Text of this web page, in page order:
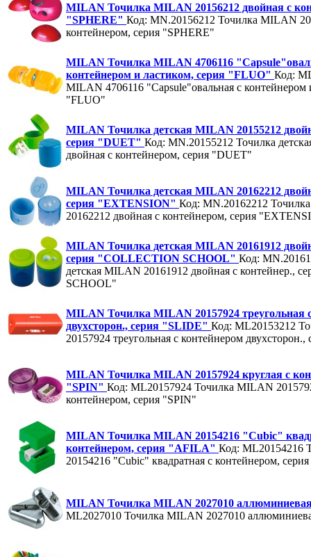
MILAN Точилка MILAN 20156212 двойная с
"SPHERE" Код: MN.20156212 Точилка MILAN
контейнером, серия "SPHERE"
MILAN Точилка MILAN 4706116
контейнером и ластиком, серия "FLUO" Код:
MILAN 4706116 "Capsule"овальная с контейнером
"FLUO"
MILAN Точилка детская MILAN 20155212
серия "DUET" Код: MN.20155212 Точилка
двойная с контейнером, серия "DUET"
MILAN Точилка детская MILAN 20162212
серия "EXTENSION" Код: MN.20162212
20162212 двойная с контейнером, серия
MILAN Точилка детская MILAN 20161912
серия "COLLECTION SCHOOL" Код:
детская MILAN 20161912 двойная с контейнер.,
SCHOOL"
MILAN Точилка MILAN 20157924 треугольная
двухсторон., серия "SLIDE" Код: ML20153212
20157924 треугольная с контейнером
MILAN Точилка MILAN 20157924 круглая с
"SPIN" Код: ML20157924 Точилка MILAN
контейнером, серия "SPIN"
MILAN Точилка MILAN 20154216 "Cubic"
контейнером, серия "AFILA" Код: ML20154216
20154216 "Cubic" квадратная с контейнером,
MILAN Точилка MILAN 2027010
ML2027010 Точилка MILAN 2027010